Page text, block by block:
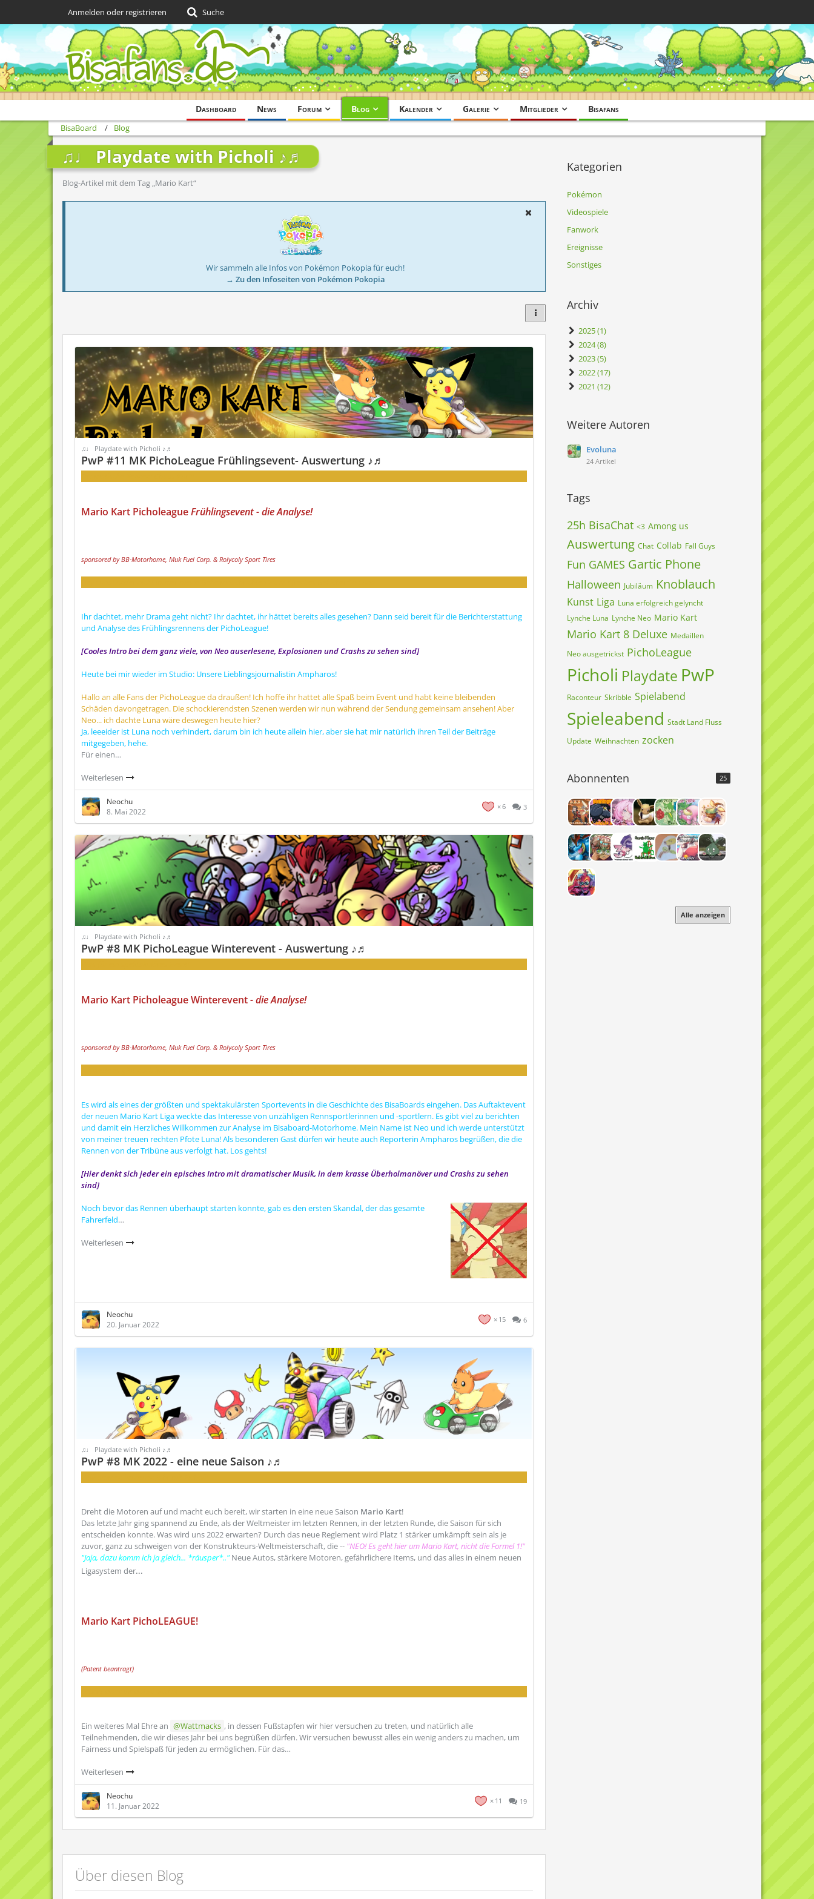
Dashboard News Forum Blog Kalender Galerie Mitglieder Bisafans
Anmelden oder registrieren Suche
BisaBoard Blog
♫♩ Playdate with Picholi ♪♬
Blog-Artikel mit dem Tag „Mario Kart“
Wir sammeln alle Infos von Pokémon Pokopia für euch!
→ Zu den Infoseiten von Pokémon Pokopia
♫♩ Playdate with Picholi ♪♬
PwP #11 MK PichoLeague Frühlingsevent- Auswertung ♪♬
Mario Kart PicholeagueFrühlingsevent - die Analyse!
sponsored by BB-Motorhome, Muk Fuel Corp. & Rolycoly Sport Tires
Ihr dachtet, mehr Drama geht nicht? Ihr dachtet, ihr hättet bereits alles gesehen? Dann seid bereit für die Berichterstattung
und Analyse des Frühlingsrennens der PichoLeague!
[Cooles Intro bei dem ganz viele, von Neo auserlesene, Explosionen und Crashs zu sehen sind]
Heute bei mir wieder im Studio: Unsere Lieblingsjournalistin Ampharos!
Hallo an alle Fans der PichoLeague da draußen! Ich hoffe ihr hattet alle Spaß beim Event und habt keine bleibenden
Schäden davongetragen. Die schockierendsten Szenen werden wir nun während der Sendung gemeinsam ansehen! Aber
Neo... ich dachte Luna wäre deswegen heute hier?
Ja, leeeider ist Luna noch verhindert, darum bin ich heute allein hier, aber sie hat mir natürlich ihren Teil der Beiträge
mitgegeben, hehe.
Für einen…
Weiterlesen
Neochu
8. Mai 2022
6 3
♫♩ Playdate with Picholi ♪♬
PwP #8 MK PichoLeague Winterevent - Auswertung ♪♬
Mario Kart Picholeague Winterevent- die Analyse!
sponsored by BB-Motorhome, Muk Fuel Corp. & Rolycoly Sport Tires
Es wird als eines der größten und spektakulärsten Sportevents in die Geschichte des BisaBoards eingehen. Das Auftaktevent
der neuen Mario Kart Liga weckte das Interesse von unzähligen Rennsportlerinnen und -sportlern. Es gibt viel zu berichten
und damit ein Herzliches Willkommen zur Analyse im Bisaboard-Motorhome. Mein Name ist Neo und ich werde unterstützt
von meiner treuen rechten Pfote Luna! Als besonderen Gast dürfen wir heute auch Reporterin Ampharos begrüßen, die die
Rennen von der Tribüne aus verfolgt hat. Los gehts!
[Hier denkt sich jeder ein episches Intro mit dramatischer Musik, in dem krasse Überholmanöver und Crashs zu sehen
sind]
Noch bevor das Rennen überhaupt starten konnte, gab es den ersten Skandal, der das gesamte
Fahrerfeld…
Weiterlesen
Neochu
20. Januar 2022
15 6
♫♩ Playdate with Picholi ♪♬
PwP #8 MK 2022 - eine neue Saison ♪♬
Dreht die Motoren auf und macht euch bereit, wir starten in eine neue Saison Mario Kart!
Das letzte Jahr ging spannend zu Ende, als der Weltmeister im letzten Rennen, in der letzten Runde, die Saison für sich
entscheiden konnte. Was wird uns 2022 erwarten? Durch das neue Reglement wird Platz 1 stärker umkämpft sein als je
zuvor, ganz zu schweigen von der Konstrukteurs-Weltmeisterschaft, die -- "NEO! Es geht hier um Mario Kart, nicht die Formel 1!"
"Jaja, dazu komm ich ja gleich... *räusper*.." Neue Autos, stärkere Motoren, gefährlichere Items, und das alles in einem neuen
Ligasystem der...
Mario Kart PichoLEAGUE!
(Patent beantragt)
Ein weiteres Mal Ehre an Wattmacks , in dessen Fußstapfen wir hier versuchen zu treten, und natürlich alle
Teilnehmenden, die wir dieses Jahr bei uns begrüßen dürfen. Wir versuchen bewusst alles ein wenig anders zu machen, um
Fairness und Spielspaß für jeden zu ermöglichen. Für das…
Weiterlesen
Neochu
11. Januar 2022
11 19
Über diesen Blog
Kategorien
Pokémon
Videospiele
Fanwork
Ereignisse
Sonstiges
Archiv
2025 (1)
2024 (8)
2023 (5)
2022 (17)
2021 (12)
Weitere Autoren
Evoluna
24 Artikel
Tags
25h BisaChat <3 Among us
Auswertung Chat Collab Fall Guys
Fun GAMES Gartic Phone
Halloween Jubiläum Knoblauch
Kunst Liga Luna erfolgreich gelyncht
Lynche Luna Lynche Neo Mario Kart
Mario Kart 8 Deluxe Medaillen
Neo ausgetrickst PichoLeague
Picholi Playdate PwP
Raconteur Skribble Spielabend
Spieleabend Stadt Land Fluss
Update Weihnachten zocken
Abonnenten 25
Alle anzeigen